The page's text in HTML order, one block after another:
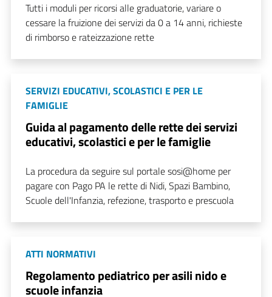
Tutti i moduli per ricorsi alle graduatorie, variare o
cessare la fruizione dei servizi da 0 a 14 anni, richieste
di rimborso e rateizzazione rette
SERVIZI EDUCATIVI, SCOLASTICI E PER LE
FAMIGLIE
Guida al pagamento delle rette dei servizi
educativi, scolastici e per le famiglie
La procedura da seguire sul portale sosi@home per
pagare con Pago PA le rette di Nidi, Spazi Bambino,
Scuole dell'Infanzia, refezione, trasporto e prescuola
ATTI NORMATIVI
Regolamento pediatrico per asili nido e
scuole infanzia